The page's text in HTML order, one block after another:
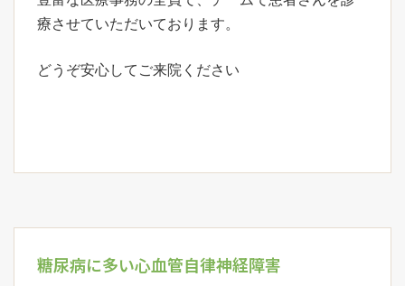
療させていただいております。
どうぞ安心してご来院ください
糖尿病に多い心血管自律神経障害